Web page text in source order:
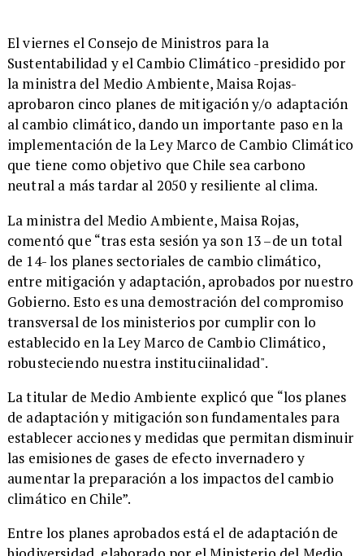
El viernes el Consejo de Ministros para la
Sustentabilidad y el Cambio Climático -presidido por
la ministra del Medio Ambiente, Maisa Rojas-
aprobaron cinco planes de mitigación y/o adaptación
al cambio climático, dando un importante paso en la
implementación de la Ley Marco de Cambio Climático
que tiene como objetivo que Chile sea carbono
neutral a más tardar al 2050 y resiliente al clima.
​La ministra del Medio Ambiente, Maisa Rojas,
comentó que “tras esta sesión ya son 13 –de un total
de 14- los planes sectoriales de cambio climático,
entre mitigación y adaptación, aprobados por nuestro
Gobierno. Esto es una demostración del compromiso
transversal de los ministerios por cumplir con lo
establecido en la Ley Marco de Cambio Climático,
robusteciendo nuestra instituciinalidad".
​La titular de Medio Ambiente explicó que “los planes
de adaptación y mitigación son fundamentales para
establecer acciones y medidas que permitan disminuir
las emisiones de gases de efecto invernadero y
aumentar la preparación a los impactos del cambio
climático en Chile”.
​Entre los planes aprobados está el de adaptación de